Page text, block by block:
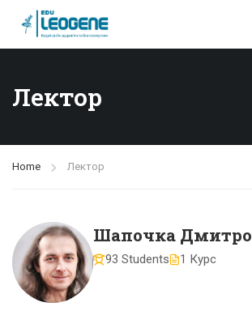
Лектор
Home Лектор
Шапочка Дмитро
93 Students 1 Курс